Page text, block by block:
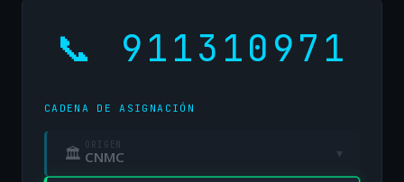
📞 911310971
CADENA DE ASIGNACIÓN
🏛 ORIGEN
CNMC ▾